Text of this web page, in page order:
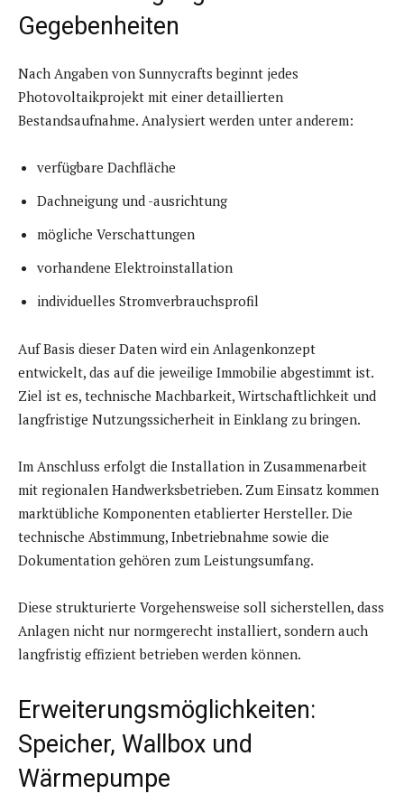
Gegebenheiten
Nach Angaben von Sunnycrafts beginnt jedes
Photovoltaikprojekt mit einer detaillierten
Bestandsaufnahme. Analysiert werden unter anderem:
verfügbare Dachfläche
Dachneigung und -ausrichtung
mögliche Verschattungen
vorhandene Elektroinstallation
individuelles Stromverbrauchsprofil
Auf Basis dieser Daten wird ein Anlagenkonzept
entwickelt, das auf die jeweilige Immobilie abgestimmt ist.
Ziel ist es, technische Machbarkeit, Wirtschaftlichkeit und
langfristige Nutzungssicherheit in Einklang zu bringen.
Im Anschluss erfolgt die Installation in Zusammenarbeit
mit regionalen Handwerksbetrieben. Zum Einsatz kommen
marktübliche Komponenten etablierter Hersteller. Die
technische Abstimmung, Inbetriebnahme sowie die
Dokumentation gehören zum Leistungsumfang.
Diese strukturierte Vorgehensweise soll sicherstellen, dass
Anlagen nicht nur normgerecht installiert, sondern auch
langfristig effizient betrieben werden können.
Erweiterungsmöglichkeiten:
Speicher, Wallbox und
Wärmepumpe